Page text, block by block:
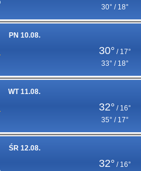
30° / 18°
PN 10.08.
30° / 17°
33° / 18°
WT 11.08.
32° / 16°
35° / 17°
ŚR 12.08.
32° / 16°